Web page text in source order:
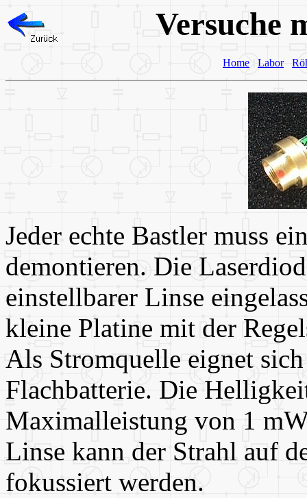
Versuche
Home Labor
Jeder echte Bastler muss
demontieren. Die
einstellbarer Linse
kleine Platine mit der
Als Stromquelle eignet
Flachbatterie. Die
Maximalleistung von 1
Linse kann der Strahl auf
fokussiert werden.